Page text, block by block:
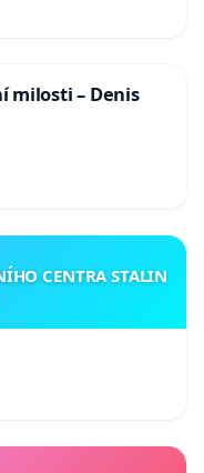
milosti – Denis
CENTRA STALIN